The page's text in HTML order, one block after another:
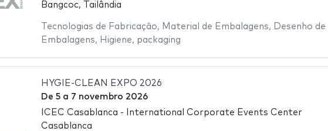
Bangcoc, Tailândia
Tecnologias de Fabricação, Material de Embalagens, Desenho de
Embalagens, Higiene, packaging
HYGIE-CLEAN EXPO 2026
De 5a 7 novembro 2026
ICEC Casablanca - International Corporate Events Center
Casablanca